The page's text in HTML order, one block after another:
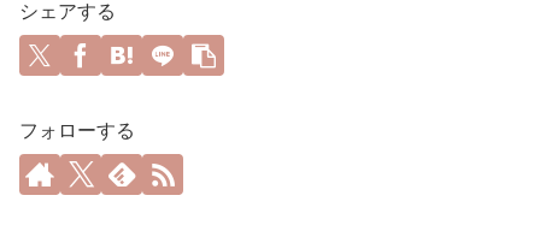
シェアする
フォローする